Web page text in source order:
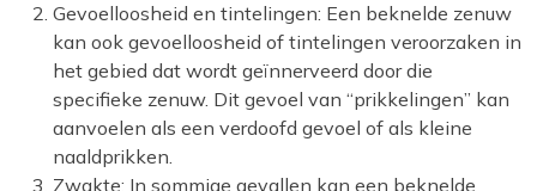
Gevoelloosheid en tintelingen: Een beknelde zenuw
kan ook gevoelloosheid of tintelingen veroorzaken in
het gebied dat wordt geïnnerveerd door die
specifieke zenuw. Dit gevoel van “prikkelingen” kan
aanvoelen als een verdoofd gevoel of als kleine
naaldprikken.
Zwakte: In sommige gevallen kan een beknelde